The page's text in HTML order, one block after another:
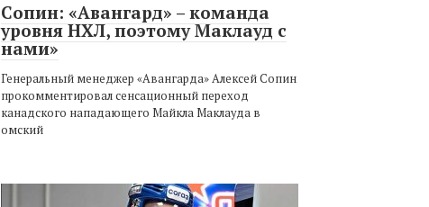
Сопин: «Авангард» – команда
уровня НХЛ, поэтому Маклауд с
нами»
Генеральный менеджер «Авангарда» Алексей Сопин
прокомментировал сенсационный переход
канадского нападающего Майкла Маклауда в
омский